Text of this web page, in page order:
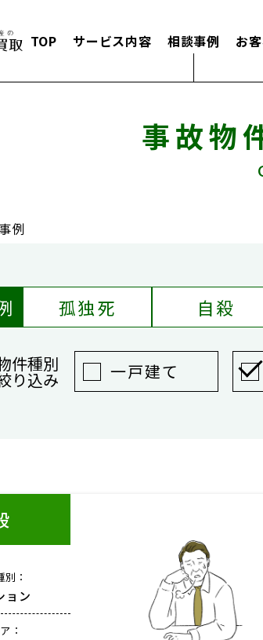
TOP サービス内容 相談事例 お
事故物
例
孤独死 自殺
件種別
り込み 一戸建て
：
ョン
：